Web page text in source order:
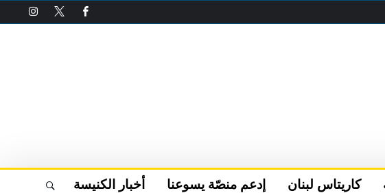
كاريتاس لبنان إدعم منصّة يسوعنا أخبار الكنيسة